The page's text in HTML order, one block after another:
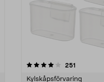
251
Kylskåpsförvaring
5.0 av 5 stjärnor